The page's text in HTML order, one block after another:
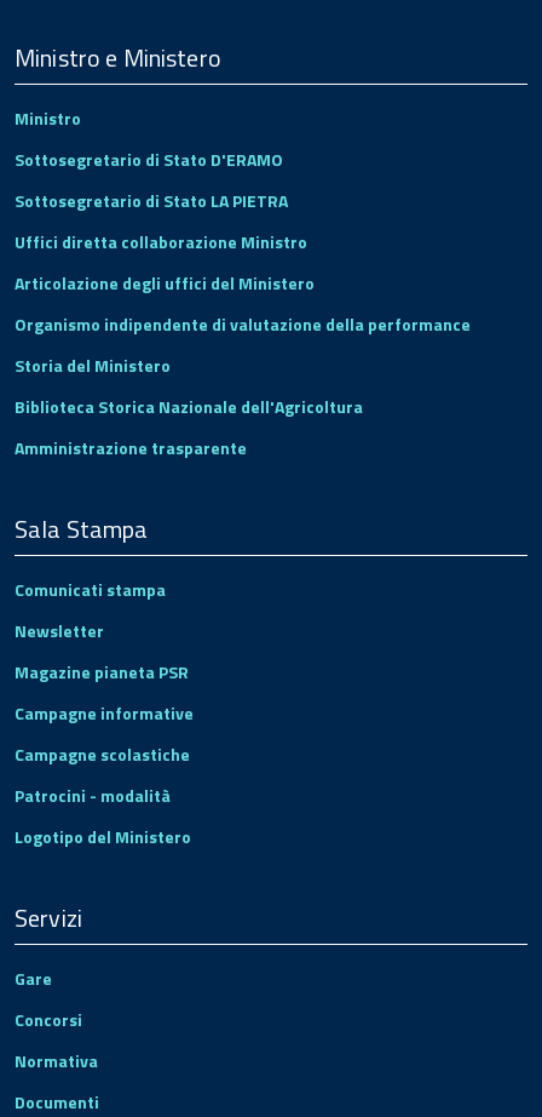
Footer
Ministro e Ministero
Ministro
Sottosegretario di Stato D'ERAMO
Sottosegretario di Stato LA PIETRA
Uffici diretta collaborazione Ministro
Articolazione degli uffici del Ministero
Organismo indipendente di valutazione della performance
Storia del Ministero
Biblioteca Storica Nazionale dell'Agricoltura
Amministrazione trasparente
Sala Stampa
Comunicati stampa
Newsletter
Magazine pianeta PSR
Campagne informative
Campagne scolastiche
Patrocini - modalità
Logotipo del Ministero
Servizi
Gare
Concorsi
Normativa
Documenti